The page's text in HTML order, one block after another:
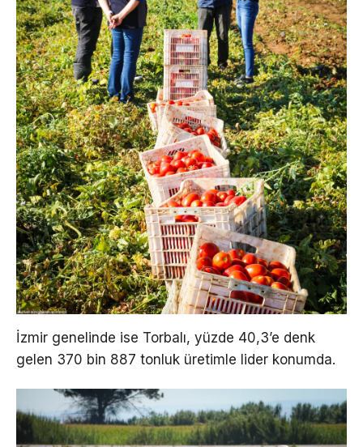
İzmir genelinde ise Torbalı, yüzde 40,3’e denk
gelen 370 bin 887 tonluk üretimle lider konumda.